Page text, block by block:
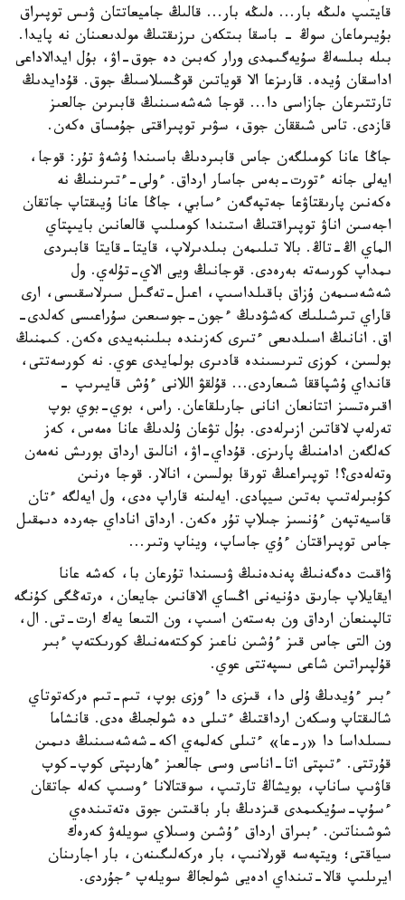
قايتىپ ەلىڭە بار... ەلىڭە بار... قالىڭ جاميعاتتان ۋىس توپىراق
بۇيىرماعان سوڭ - باسقا بىتكەن ىرزىقتىڭ مولدىعىنان نە پايدا.
بىلە بىلسەڭ سۇيەگىمدى ورار كەبىن دە جوق-اۋ، بۇل ايدالاداعى
اداسقان ۇيدە. قارىزعا الا قوياتىن قوڭسىلاسىڭ جوق. قۇدايدىڭ
تارتتىرعان جازاسى دا... قوجا شەشەسىنىڭ قابىرىن جالعىز
قازدى. تاس شىققان جوق، سۋىر توپىراقتى جۇمساق ەكەن.
جاڭا عانا كومىلگەن جاس قابىردىڭ باسىندا ۇشەۋ تۇر: قوجا،
ايەلى جانە ءتورت-بەس جاسار ارداق. ءولى-ءتىرىنىڭ نە
ەكەنىن پارىقتاۋعا جەتپەگەن ءسابي، جاڭا عانا ۇيىقتاپ جاتقان
اجەسىن اناۋ توپىراقتىڭ استىندا كومىلىپ قالعانىن بايىپتاي
الماي اڭ-تاڭ. بالا تىلىمەن بىلدىرلاپ، قايتا-قايتا قابىردى
ىمداپ كورسەتە بەرەدى. قوجانىڭ ويى الاي-تۇلەي. ول
شەشەسىمەن ۇزاق باقىلداسىپ، اعىل-تەگىل سىرلاسقىسى، ارى
قاراي تىرشىلىك كەشۋدىڭ ءجون-جوسىعىن سۇراعىسى كەلدى-
اق. انانىڭ اسىلدىعى ءتىرى كەزىندە بىلىنبەيدى ەكەن. كىمنىڭ
بولسىن، كوزى تىرىسىندە قادىرى بولمايدى عوي. نە كورسەتتى،
قانداي ۇشپاققا شىعاردى... قۇلقۋ اللانى ءۇش قايىرىپ -
اقىرەتسىز اتتانعان انانى جارىلقاعان. راس، بوي-بوي بوپ
تەرلەپ لاقاتىن ازىرلەدى. بۇل تۋعان ۇلدىڭ عانا ەمەس، كەز
كەلگەن ادامنىڭ پارىزى. قۇداي-اۋ، انالىق ارداق بورىش نەمەن
وتەلەدى؟! توپىراعىڭ تورقا بولسىن، انالار. قوجا ەرنىن
كۇبىرلەتىپ بەتىن سيپادى. ايەلىنە قاراپ ەدى، ول ايەلگە ءتان
قاسيەتپەن ءۇنسىز جىلاپ تۇر ەكەن. ارداق اناداي جەردە دىمقىل
جاس توپىراقتان ءۇي جاساپ، ويناپ وتىر...
ۋاقىت دەگەنىڭ پەندەنىڭ ۋىسىندا تۇرعان با، كەشە عانا
ايقايلاپ جارىق دۇنيەنى اڭساي الاقانىن جايعان، ەرتەڭگى كۇنگە
تالپىنعان ارداق ون بەستەن اسىپ، ون التىعا يەك ارت-تى. ال،
ون التى جاس قىز ءۇشىن ناعىز كوكتەمەنىڭ كورىكتەپ ءبىر
قۇلپىراتىن شاعى ىسپەتتى عوي.
ءبىر ءۇيدىڭ ۇلى دا، قىزى دا ءوزى بوپ، تىم-تىم ەركەتوتاي
شالىقتاپ وسكەن ارداقتىڭ ءتىلى دە شولجىڭ ەدى. قانشاما
ىسىلداسا دا «ر-عا» ءتىلى كەلمەي اكە-شەشەسىنىڭ دىمىن
قۇرتتى. ءتىپتى اتا-اناسى وسى جالعىز ءهارىپتى كوپ-كوپ
قاۋىپ ساناپ، بويشاڭ تارتىپ، سوقتالانا ءوسىپ كەلە جاتقان
ءسۇپ-سۇيكىمدى قىزدىڭ بار باقىتىن جوق ەتەتىندەي
شوشىناتىن. ءبىراق ارداق ءۇشىن وسىلاي سويلەۋ كەرەك
سياقتى؛ ويتپەسە قورلانىپ، بار ەركەلىگىنەن، بار اجارىنان
ايرىلىپ قالا-تىنداي ادەيى شولجاڭ سويلەپ ءجۇردى.